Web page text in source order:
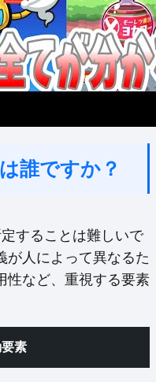
誰ですか？
することは難しいで
が人によって異なるた
性など、重視する要素
素